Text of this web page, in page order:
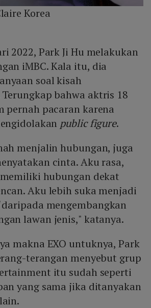
Korea
2022, Park Ji Hu melakukan
iMBC. Kala itu, dia
soal kisah
bahwa aktris 18
pernah pacaran karena
public figure.
menjalin hubungan, juga
cinta. Aku rasa,
hubungan dekat
Aku lebih suka menjadi
mengembangkan
lawan jenis," katanya.
makna EXO untuknya, Park
terangan menyebut grup
itu sudah seperti
yang sama jika ditanyakan